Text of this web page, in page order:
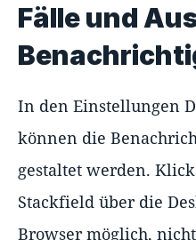
Fälle und
In den Einstellungen
können die
gestaltet werden.
Stackfield über die
Browser möglich,